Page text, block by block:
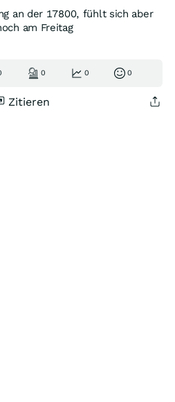
an der 17800, fühlt sich aber
am Freitag
0 0 0
Zitieren